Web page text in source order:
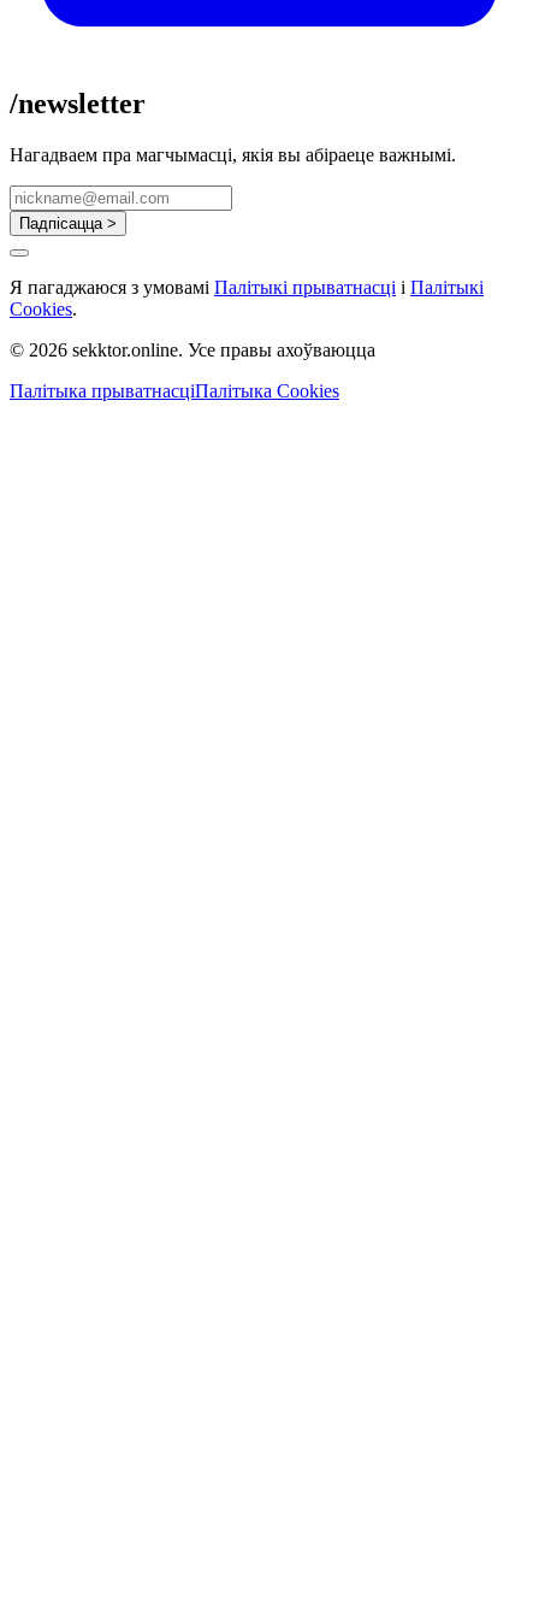
/newsletter
Нагадваем пра магчымасці, якія вы абіраеце важнымі.
Падпісацца >
Я пагаджаюся з умовамі Палітыкі прыватнасці і Палітыкі
Cookies.
© 2026 sekktor.online. Усе правы ахоўваюцца
Палітыка прыватнасціПалітыка Cookies